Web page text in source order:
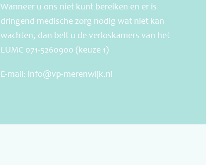
Wanneer u ons niet kunt bereiken en er is
dringend medische zorg nodig wat niet kan
wachten, dan belt u de verloskamers van het
LUMC 071-5260900 (keuze 1)
E-mail: info@vp-merenwijk.nl